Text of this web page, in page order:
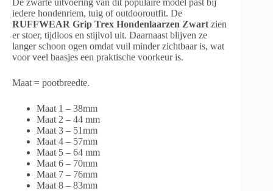
iedere hondenriem, tuig of outdooroutfit. De
RUFFWEAR Grip Trex Hondenlaarzen Zwart zien
er stoer, tijdloos en stijlvol uit. Daarnaast blijven ze
langer schoon ogen omdat vuil minder zichtbaar is, wat
voor veel baasjes een praktische voorkeur is.
Maat = pootbreedte.
Maat 1 – 38mm
Maat 2 – 44 mm
Maat 3 – 51mm
Maat 4 – 57mm
Maat 5 – 64 mm
Maat 6 – 70mm
Maat 7 – 76mm
Maat 8 – 83mm